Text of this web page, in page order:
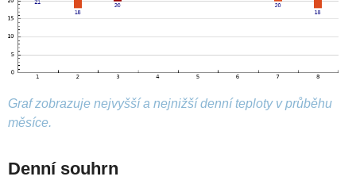
Graf zobrazuje nejvyšší a nejnižší denní teploty v průběhu
měsíce.
Denní souhrn